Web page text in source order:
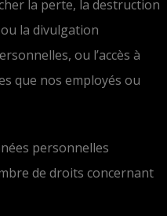
la perte, la destruction
la divulgation
ou l’accès à
que nos employés ou
personnelles
de droits concernant